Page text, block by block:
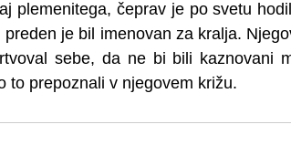
plemenitega, čeprav je po svetu
je bil imeno­van za kralja.
sebe, da ne bi bili kaznovani
to prepoznali v njegovem križu.